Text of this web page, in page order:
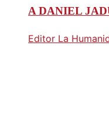
A DANIEL
Editor La